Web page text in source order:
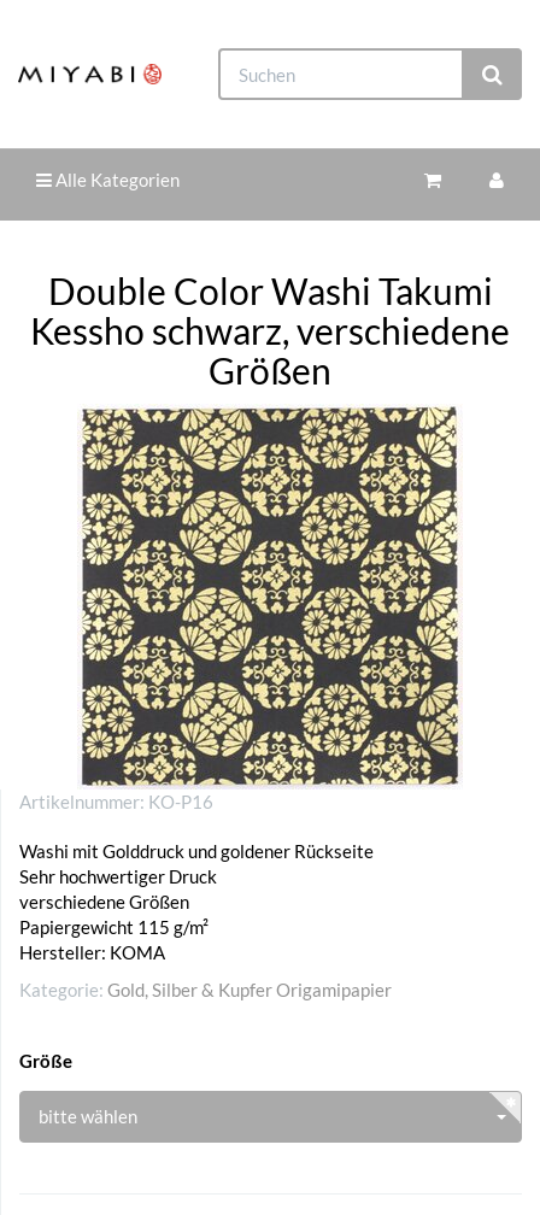
Alle Kategorien
Double Color Washi Takumi
Kessho schwarz, verschiedene
Größen
Artikelnummer: KO-P16
Washi mit Golddruck und goldener Rückseite
Sehr hochwertiger Druck
verschiedene Größen
Papiergewicht 115 g/m²
Hersteller: KOMA
Kategorie: Gold, Silber & Kupfer Origamipapier
Größe
bitte wählen